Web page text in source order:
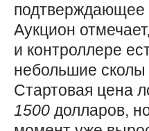
подтверждающее
Аукцион
и контроллере
небольшие сколы
Стартовая цена
1500 долларов,